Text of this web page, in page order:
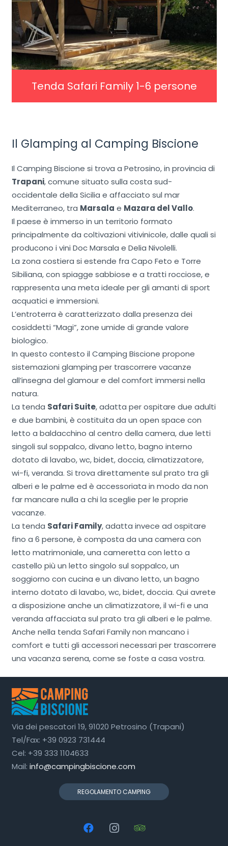
Tenda Safari Family 1-6 persone
Il Glamping al Camping Biscione
Il Camping Biscione si trova a Petrosino, in provincia di
Trapani, comune situato sulla costa sud-
occidentale della Sicilia e affacciato sul mar
Mediterraneo, tra Marsala e Mazara del Vallo.
Il paese è immerso in un territorio formato
principalmente da coltivazioni vitivinicole, dalle quali si
producono i vini Doc Marsala e Delia Nivolelli.
La zona costiera si estende fra Capo Feto e Torre
Sibiliana, con spiagge sabbiose e a tratti rocciose, e
rappresenta una meta ideale per gli amanti di sport
acquatici e immersioni.
L’entroterra è caratterizzato dalla presenza dei
cosiddetti “Magi”, zone umide di grande valore
biologico.
In questo contesto il Camping Biscione propone
sistemazioni glamping per trascorrere vacanze
all’insegna del glamour e del comfort immersi nella
natura.
La tenda Safari Suite, adatta per ospitare due adulti
e due bambini, è costituita da un open space con
letto a baldacchino al centro della camera, due letti
singoli sul soppalco, divano letto, bagno interno
dotato di lavabo, wc, bidet, doccia, climatizzatore,
wi-fi, veranda. Si trova direttamente sul prato tra gli
alberi e le palme ed è accessoriata in modo da non
far mancare nulla a chi la sceglie per le proprie
vacanze.
La tenda Safari Family, adatta invece ad ospitare
fino a 6 persone, è composta da una camera con
letto matrimoniale, una cameretta con letto a
castello più un letto singolo sul soppalco, un
soggiorno con cucina e un divano letto, un bagno
interno dotato di lavabo, wc, bidet, doccia. Qui avrete
a disposizione anche un climatizzatore, il wi-fi e una
veranda affacciata sul prato tra gli alberi e le palme.
Anche nella tenda Safari Family non mancano i
comfort e tutti gli accessori necessari per trascorrere
una vacanza serena, come se foste a casa vostra.
Via dei pescatori 19, 91020 Petrosino (Trapani)
Tel/Fax: +39 0923 731444
Cel: +39 333 1104633
Mail: info@campingbiscione.com
REGOLAMENTO CAMPING